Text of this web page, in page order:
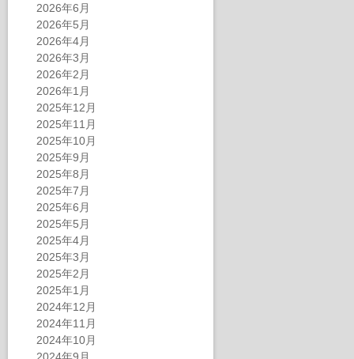
2026年6月
2026年5月
2026年4月
2026年3月
2026年2月
2026年1月
2025年12月
2025年11月
2025年10月
2025年9月
2025年8月
2025年7月
2025年6月
2025年5月
2025年4月
2025年3月
2025年2月
2025年1月
2024年12月
2024年11月
2024年10月